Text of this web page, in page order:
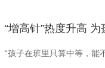
“增高针”热度升高
“孩子在班里只算中等，能